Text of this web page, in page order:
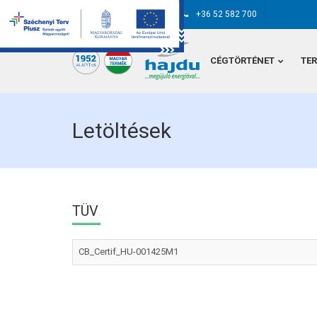
hajdu@hajdurt.hu +36 52 582 700
CÉGTÖRTÉNET
Letöltések
TÜV
CB_Certif_HU-001425M1